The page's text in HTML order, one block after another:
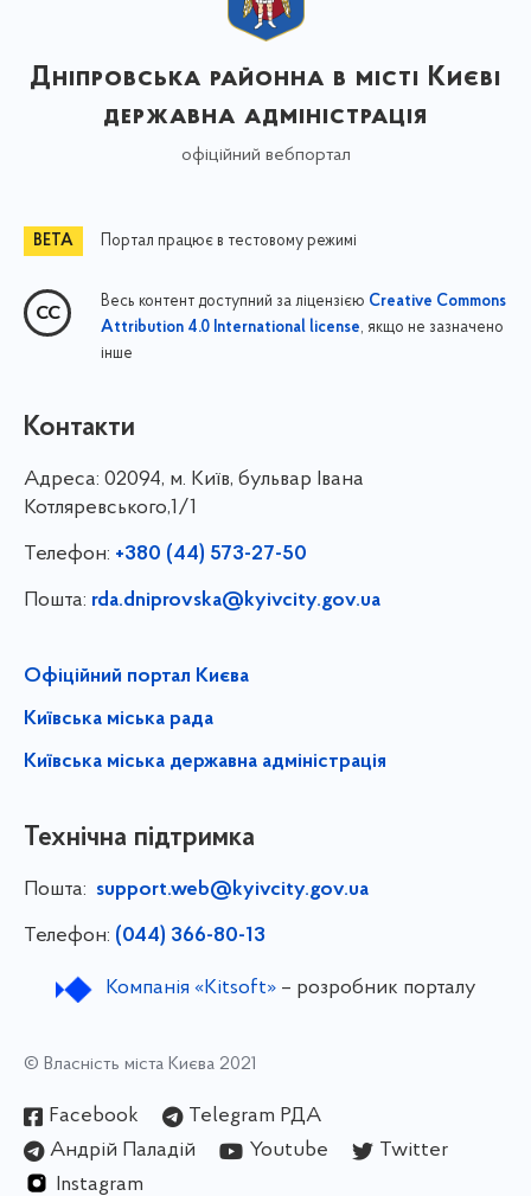
Дніпровська районна в місті Києві
державна адміністрація
офіційний вебпортал
Портал працює в тестовому режимі
Весь контент доступний за ліцензією Creative Commons
Attribution 4.0 International license, якщо не зазначено
інше
Контакти
Адреса: 02094, м. Київ, бульвар Івана
Котляревського,1/1
Телефон: +380 (44) 573-27-50
Пошта: rda.dniprovska@kyivcity.gov.ua
Офіційний портал Києва
Київська міська рада
Київська міська державна адміністрація
Технічна підтримка
Пошта: support.web@kyivcity.gov.ua
Телефон: (044) 366-80-13
Компанія «Kitsoft»– розробник порталу
© Власність міста Києва 2021
Facebook
Telegram РДА
Андрій Паладій
Youtube
Twitter
Instagram